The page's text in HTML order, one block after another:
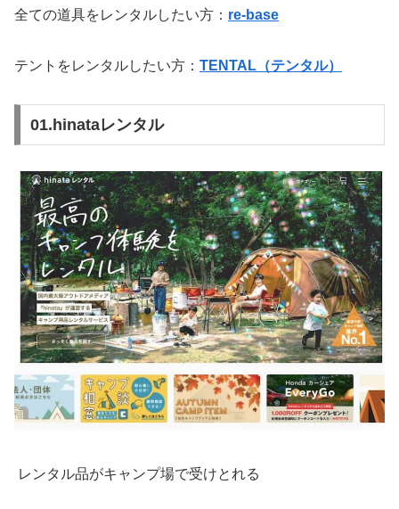
全ての道具をレンタルしたい方： re-base
テントをレンタルしたい方： TENTAL（テンタル）
01.hinataレンタル
レンタル品がキャンプ場で受けとれる